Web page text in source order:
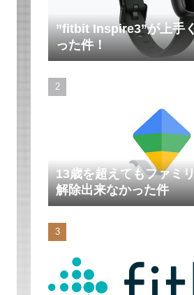
”fitbit Inspire3”が上手
った件！
13歳を超えてもファミ
解除出来なかった件